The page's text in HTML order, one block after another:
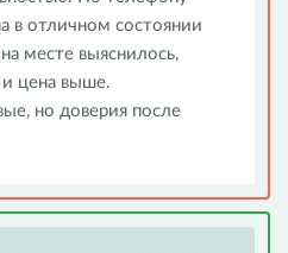
в отличном состоянии
месте выяснилось,
и цена выше.
но доверия после